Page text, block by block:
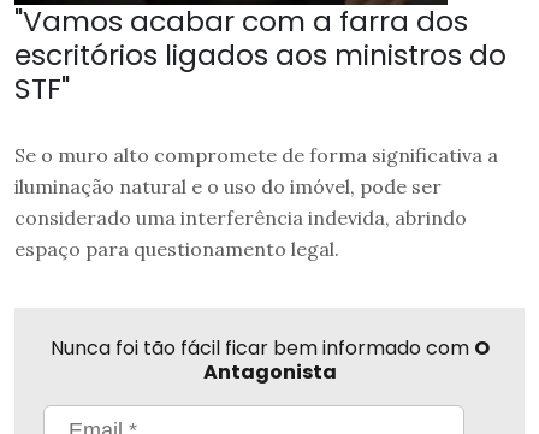
"Vamos acabar com a farra dos
escritórios ligados aos ministros do
STF"
Se o muro alto compromete de forma significativa a
iluminação natural e o uso do imóvel, pode ser
considerado uma interferência indevida, abrindo
espaço para questionamento legal.
Nunca foi tão fácil ficar bem informado com O
Antagonista